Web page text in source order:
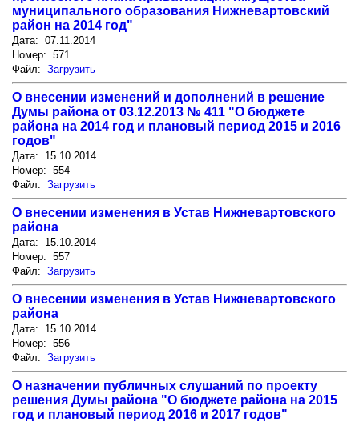
муниципального образования Нижневартовский
район на 2014 год"
Дата: 07.11.2014
Номер: 571
Файл: Загрузить
О внесении изменений и дополнений в решение
Думы района от 03.12.2013 № 411 "О бюджете
района на 2014 год и плановый период 2015 и 2016
годов"
Дата: 15.10.2014
Номер: 554
Файл: Загрузить
О внесении изменения в Устав Нижневартовского
района
Дата: 15.10.2014
Номер: 557
Файл: Загрузить
О внесении изменения в Устав Нижневартовского
района
Дата: 15.10.2014
Номер: 556
Файл: Загрузить
О назначении публичных слушаний по проекту
решения Думы района "О бюджете района на 2015
год и плановый период 2016 и 2017 годов"